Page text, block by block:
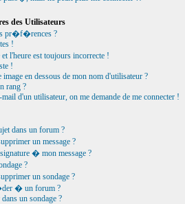
des Utilisateurs
pr�f�rences ?
!
l'heure est toujours incorrecte !
!
en dessous de mon nom d'utilisateur ?
rang ?
d'un utilisateur, on me demande de me connecter !
dans un forum ?
un message ?
� mon message ?
?
un sondage ?
� un forum ?
un sondage ?